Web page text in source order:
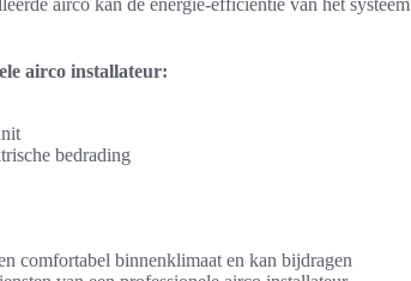
airco kan de energie-efficiëntie van het systeem
airco installateur:
bedrading
comfortabel binnenklimaat en kan bijdragen